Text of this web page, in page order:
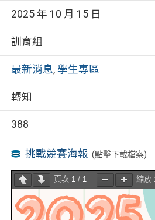
2025 年 10 月 15 日
訓育組
最新消息, 學生專區
轉知
388
挑戰競賽海報 (點擊下載檔案)
頁次 1/ 1 縮放